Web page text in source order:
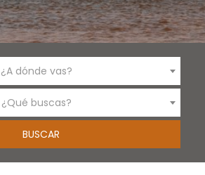
¿A dónde vas?
¿Qué buscas?